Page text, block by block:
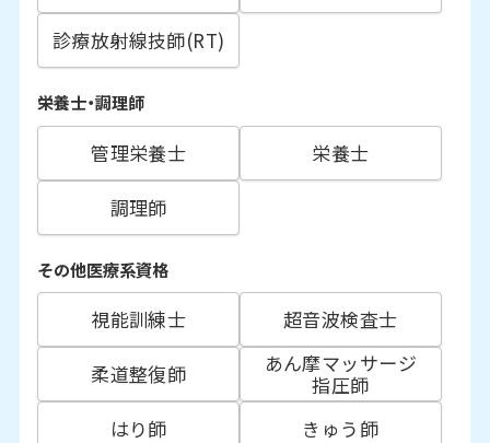
診療放射線技師(RT)
栄養士・調理師
管理栄養士
栄養士
調理師
その他医療系資格
視能訓練士
超音波検査士
柔道整復師
あん摩マッサージ
指圧師
はり師
きゅう師